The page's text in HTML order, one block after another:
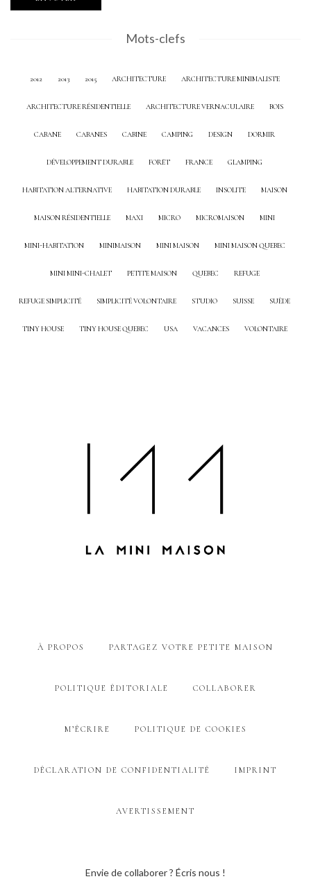
Mots-clefs
2012 2013 2015 ARCHITECTURE ARCHITECTURE MINIMALISTE
ARCHITECTURE RÉSIDENTIELLE ARCHITECTURE VERNACULAIRE BOIS
CABANE CABANES CABINE CAMPING DESIGN DORMIR
DÉVELOPPEMENT DURABLE FORÊT FRANCE GLAMPING
HABITATION ALTERNATIVE HABITATION DURABLE INSOLITE MAISON
MAISON RÉSIDENTIELLE MAXI MICRO MICROMAISON MINI
MINI-HABITATION MINIMAISON MINI MAISON MINI MAISON QUEBEC
MINI MINI-CHALET PETITE MAISON QUEBEC REFUGE
REFUGE SIMPLICITÉ SIMPLICITÉ VOLONTAIRE STUDIO SUISSE SUÈDE
TINY HOUSE TINY HOUSE QUEBEC USA VACANCES VOLONTAIRE
À PROPOS PARTAGEZ VOTRE PETITE MAISON
POLITIQUE ÉDITORIALE COLLABORER
M’ÉCRIRE POLITIQUE DE COOKIES
DÉCLARATION DE CONFIDENTIALITÉ IMPRINT
AVERTISSEMENT
Envie de collaborer ? Écris nous !